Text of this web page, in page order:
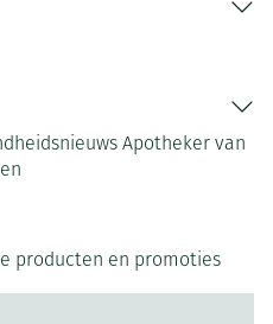
Apotheker van
producten en promoties